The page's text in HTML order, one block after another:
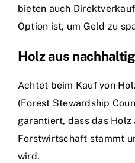
bieten auch
Option ist, um Geld zu
Holz aus
Achtet beim Kauf von
(Forest Stewardship
garantiert, dass das Holz
Forstwirtschaft stammt
wird.